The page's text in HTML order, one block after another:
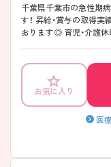
千葉県千葉市の急性期
す！ 昇給・賞与の取得
おります◎ 育児・介護
お伝えしますのでご連
お気に入り
医